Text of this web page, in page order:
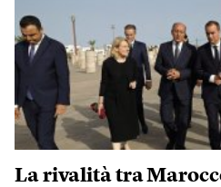
La rivalità tra